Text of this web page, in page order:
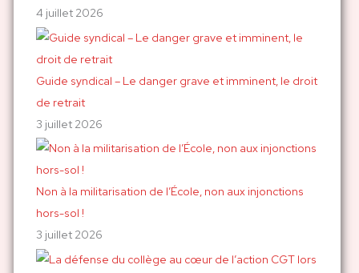
4 juillet 2026
Guide syndical – Le danger grave et imminent, le droit
de retrait
3 juillet 2026
Non à la militarisation de l’École, non aux injonctions
hors-sol !
3 juillet 2026